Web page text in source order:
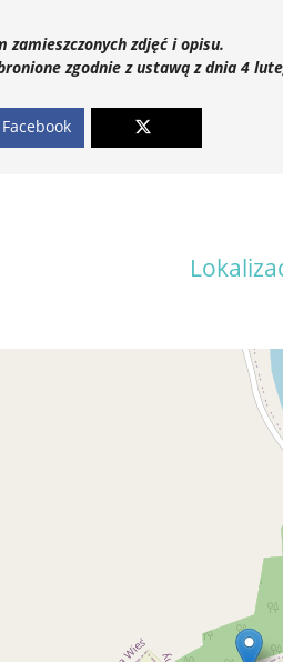
zdjęć i opisu.
zgodnie z ustawą z dnia 4